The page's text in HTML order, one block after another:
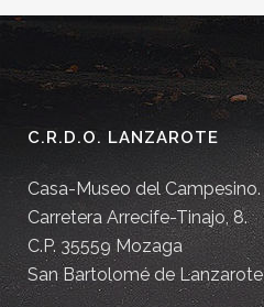
C.R.D.O. LANZAROTE
Casa-Museo del Campesino.
Carretera Arrecife-Tinajo, 8.
C.P. 35559 Mozaga
San Bartolomé de Lanzarote